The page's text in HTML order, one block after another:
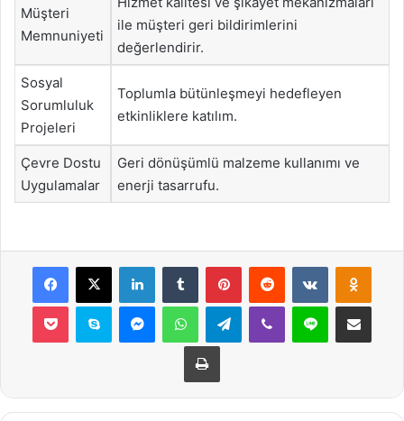
Müşteri
Memnuniyeti
ile müşteri geri bildirimlerini
değerlendirir.
Sosyal
Sorumluluk
Projeleri
Toplumla bütünleşmeyi hedefleyen
etkinliklere katılım.
Çevre Dostu
Uygulamalar
Geri dönüşümlü malzeme kullanımı ve
enerji tasarrufu.
Facebook
X LinkedInTumblr PinterestReddit VKontakte
Pocket Skype MessengerWhatsAppTelegramViber Line E-Posta ile
Yazdır